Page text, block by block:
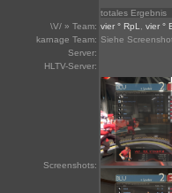
totales Ergebnis
\V/ » Team: vier ° RpL vier °
karnage Team: Siehe
Server:
HLTV-Server:
Screenshots: